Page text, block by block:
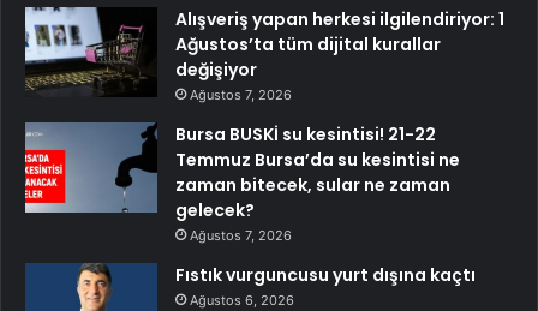
Alışveriş yapan herkesi ilgilendiriyor: 1
Ağustos’ta tüm dijital kurallar
değişiyor
Ağustos 7, 2026
Bursa BUSKİ su kesintisi! 21-22
Temmuz Bursa’da su kesintisi ne
zaman bitecek, sular ne zaman
gelecek?
Ağustos 7, 2026
Fıstık vurguncusu yurt dışına kaçtı
Ağustos 6, 2026